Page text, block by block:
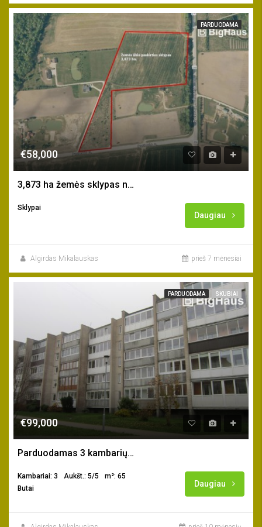
PARDUODAMA
€58,000
3,873 ha žemės sklypas netoli Gargždų m.
Sklypai
Daugiau
Algirdas Mikalauskas prieš 7 mėnesiai
PARDUODAMA SKUBIAI
€99,000
Parduodamas 3 kambarių butas Gargžduose
Kambariai: 3 Aukšt.: 5/5
m²: 65
Butai
Daugiau